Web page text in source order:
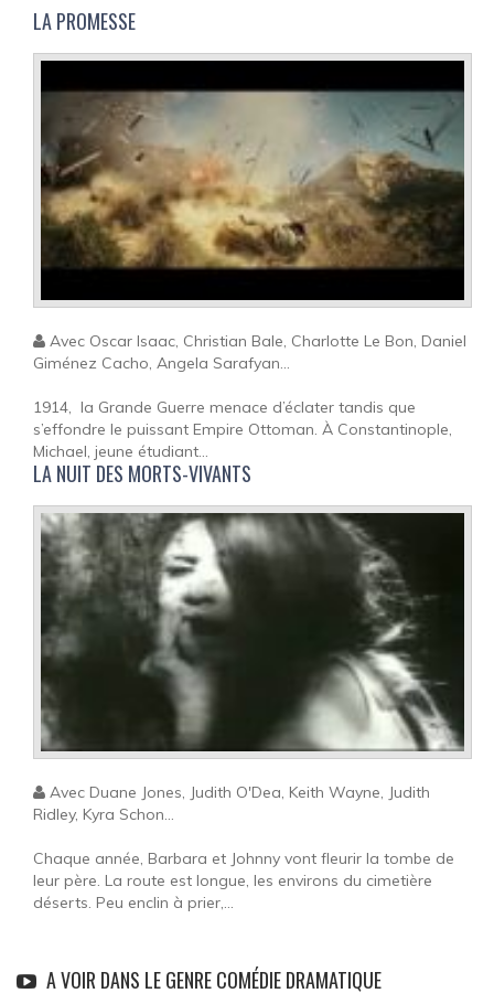
LA PROMESSE
Avec Oscar Isaac, Christian Bale, Charlotte Le Bon, Daniel
Giménez Cacho, Angela Sarafyan...
1914, la Grande Guerre menace d’éclater tandis que
s’effondre le puissant Empire Ottoman. À Constantinople,
Michael, jeune étudiant...
LA NUIT DES MORTS-VIVANTS
Avec Duane Jones, Judith O'Dea, Keith Wayne, Judith
Ridley, Kyra Schon...
Chaque année, Barbara et Johnny vont fleurir la tombe de
leur père. La route est longue, les environs du cimetière
déserts. Peu enclin à prier,...
A VOIR DANS LE GENRE COMÉDIE DRAMATIQUE